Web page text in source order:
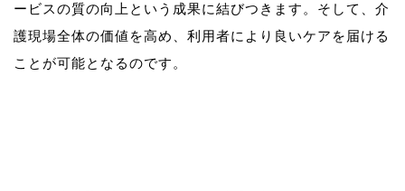
ービスの質の向上という成果に結びつきます。そして、介
護現場全体の価値を高め、利用者により良いケアを届ける